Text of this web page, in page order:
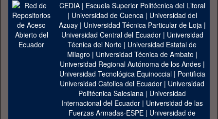
CEDIA| Escuela Superior Politécnica del Litoral
| Universidad de Cuenca| Universidad del
Azuay| Universidad Técnica Particular de Loja|
Universidad Central del Ecuador| Universidad
Técnica del Norte | Universidad Estatal de
Milagro | Universidad Técnica de Ambato |
Universidad Regional Autónoma de los Andes|
Universidad Tecnológica Equinoccial| Pontificia
Universidad Catolica del Ecuador | Universidad
Politécnica Salesiana | Universidad
Internacional del Ecuador | Universidad de las
Fuerzas Armadas-ESPE | Universidad de